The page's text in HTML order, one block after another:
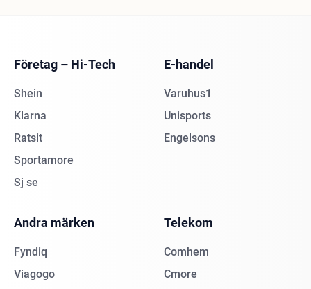
Företag – Hi-Tech
Shein
Klarna
Ratsit
Sportamore
Sj se
E-handel
Varuhus1
Unisports
Engelsons
Andra märken
Fyndiq
Viagogo
Telekom
Comhem
Cmore